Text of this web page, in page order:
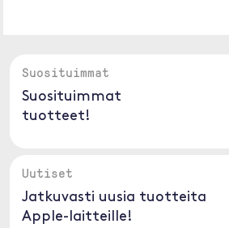
Suosituimmat
Suosituimmat
tuotteet!
Uutiset
Jatkuvasti uusia tuotteita
Apple-laitteille!